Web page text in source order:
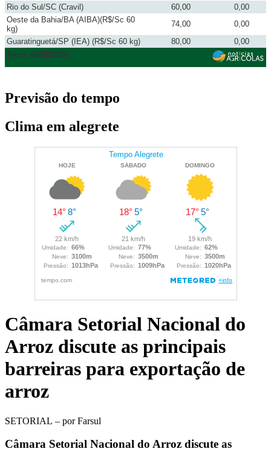
Rio do Sul/SC (Cravil)
60,00
0,00
Oeste da Bahia/BA (AIBA)(R$/Sc 60
kg)
74,00
0,00
Guaratinguetá/SP (IEA) (R$/Sc 60 kg)
80,00
0,00
Fech. 06/08/2026
Previsão do tempo
Clima em alegrete
Câmara Setorial Nacional do
Arroz discute as principais
barreiras para exportação de
arroz
SETORIAL – por Farsul
Câmara Setorial Nacional do Arroz discute as